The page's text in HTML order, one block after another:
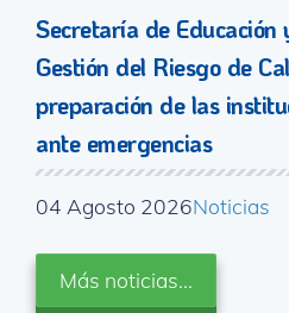
Secretaría de
Gestión del Riesgo de
preparación de las
ante emergencias
04 Agosto 2026Noticias
Más noticias...